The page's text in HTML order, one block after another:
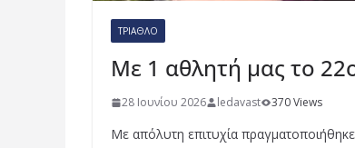
ΤΡΊΑΘΛΟ
Με 1 αθλητή μας το
28 Ιουνίου 2026 ledavast 370 Views
Με απόλυτη επιτυχία